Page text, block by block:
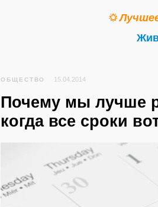
ОБЩЕСТВО 15.04.2014
Почему мы лучше
когда все сроки